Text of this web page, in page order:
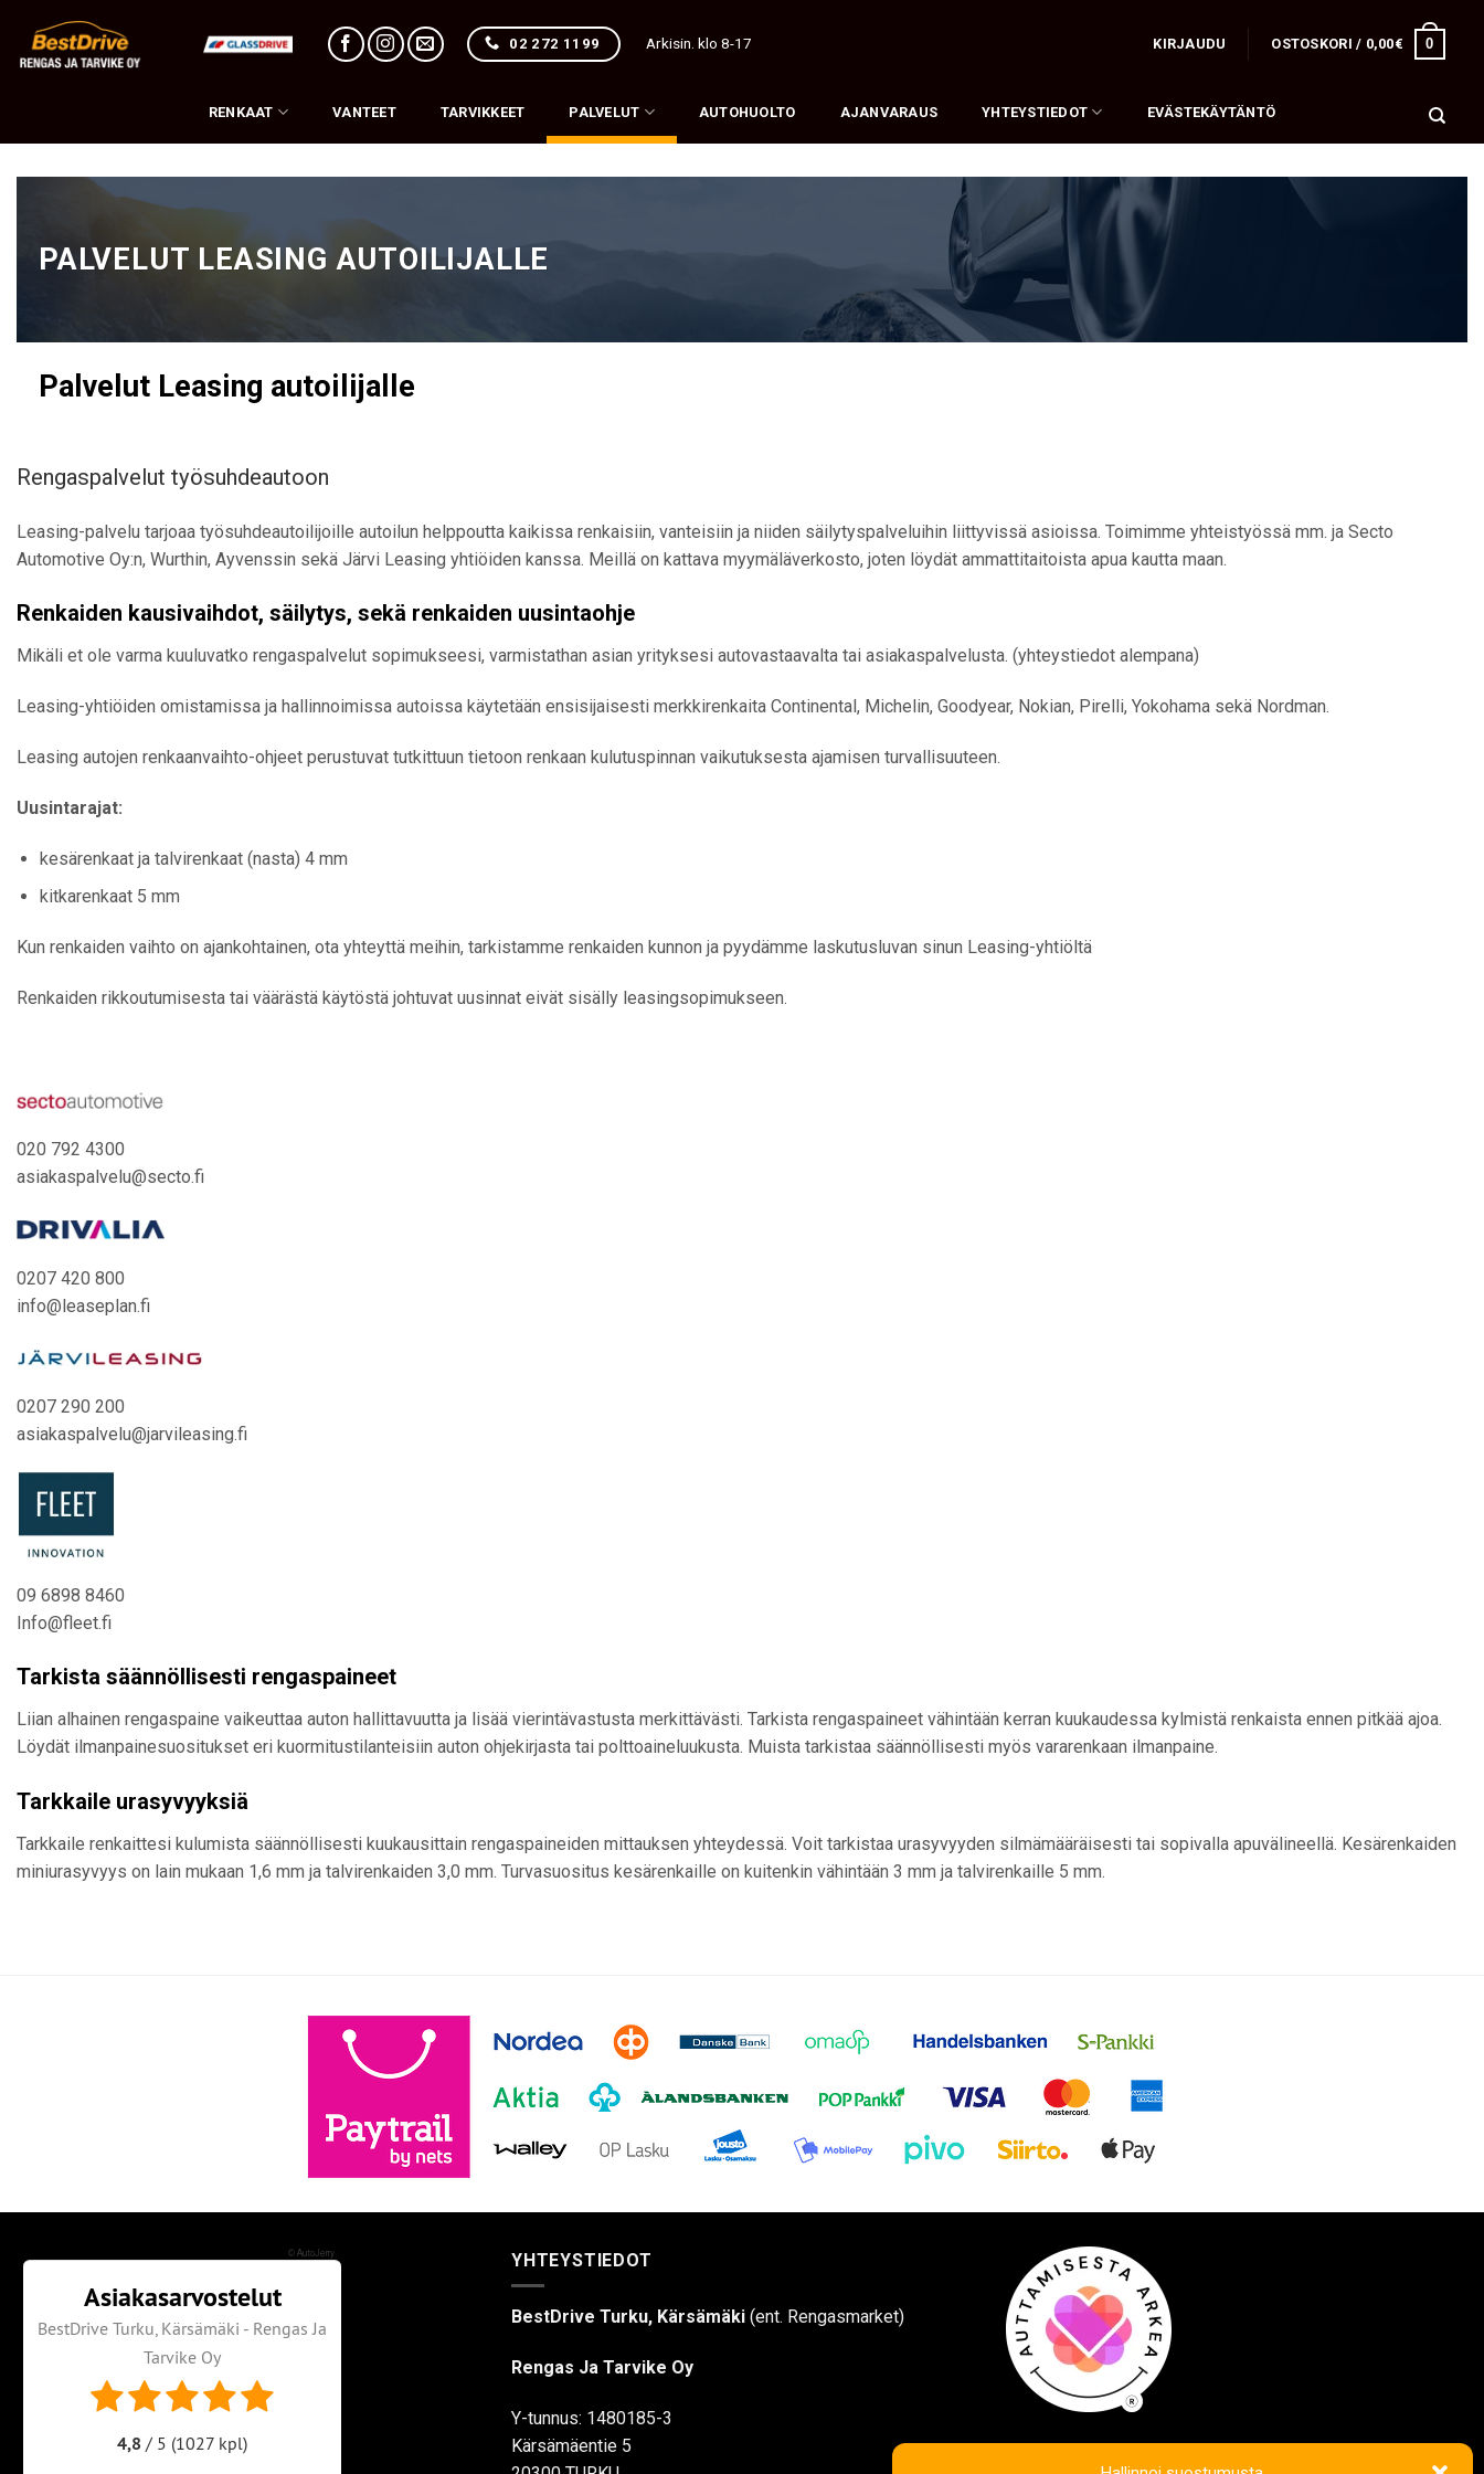
content
02 272 1199 Arkisin. klo 8-17 KIRJAUDU OSTOSKORI / 0,00€ 0
RENKAAT VANTEET TARVIKKEET PALVELUT AUTOHUOLTO AJANVARAUS YHTEYSTIEDOT EVÄSTEKÄYTÄNTÖ
PALVELUT LEASING AUTOILIJALLE
Palvelut Leasing autoilijalle
Rengaspalvelut työsuhdeautoon
Leasing-palvelu tarjoaa työsuhdeautoilijoille autoilun helppoutta kaikissa renkaisiin, vanteisiin ja niiden säilytyspalveluihin liittyvissä asioissa. Toimimme yhteistyössä mm. ja Secto
Automotive Oy:n, Wurthin, Ayvenssin sekä Järvi Leasing yhtiöiden kanssa. Meillä on kattava myymäläverkosto, joten löydät ammattitaitoista apua kautta maan.
Renkaiden kausivaihdot, säilytys, sekä renkaiden uusintaohje
Mikäli et ole varma kuuluvatko rengaspalvelut sopimukseesi, varmistathan asian yrityksesi autovastaavalta tai asiakaspalvelusta. (yhteystiedot alempana)
Leasing-yhtiöiden omistamissa ja hallinnoimissa autoissa käytetään ensisijaisesti merkkirenkaita Continental, Michelin, Goodyear, Nokian, Pirelli, Yokohama sekä Nordman.
Leasing autojen renkaanvaihto-ohjeet perustuvat tutkittuun tietoon renkaan kulutuspinnan vaikutuksesta ajamisen turvallisuuteen.
Uusintarajat:
kesärenkaat ja talvirenkaat (nasta) 4 mm
kitkarenkaat 5 mm
Kun renkaiden vaihto on ajankohtainen, ota yhteyttä meihin, tarkistamme renkaiden kunnon ja pyydämme laskutusluvan sinun Leasing-yhtiöltä
Renkaiden rikkoutumisesta tai väärästä käytöstä johtuvat uusinnat eivät sisälly leasingsopimukseen.
020 792 4300
asiakaspalvelu@secto.fi
0207 420 800
info@leaseplan.fi
0207 290 200
asiakaspalvelu@jarvileasing.fi
09 6898 8460
Info@fleet.fi
Tarkista säännöllisesti rengaspaineet
Liian alhainen rengaspaine vaikeuttaa auton hallittavuutta ja lisää vierintävastusta merkittävästi. Tarkista rengaspaineet vähintään kerran kuukaudessa kylmistä renkaista ennen pitkää ajoa.
Löydät ilmanpainesuositukset eri kuormitustilanteisiin auton ohjekirjasta tai polttoaineluukusta. Muista tarkistaa säännöllisesti myös vararenkaan ilmanpaine.
Tarkkaile urasyvyyksiä
Tarkkaile renkaittesi kulumista säännöllisesti kuukausittain rengaspaineiden mittauksen yhteydessä. Voit tarkistaa urasyvyyden silmämääräisesti tai sopivalla apuvälineellä. Kesärenkaiden
miniurasyvyys on lain mukaan 1,6 mm ja talvirenkaiden 3,0 mm. Turvasuositus kesärenkaille on kuitenkin vähintään 3 mm ja talvirenkaille 5 mm.
© AutoJerry YHTEYSTIEDOT
BestDrive Turku, Kärsämäki (ent. Rengasmarket)
Rengas Ja Tarvike Oy
Y-tunnus: 1480185-3
Kärsämäentie 5